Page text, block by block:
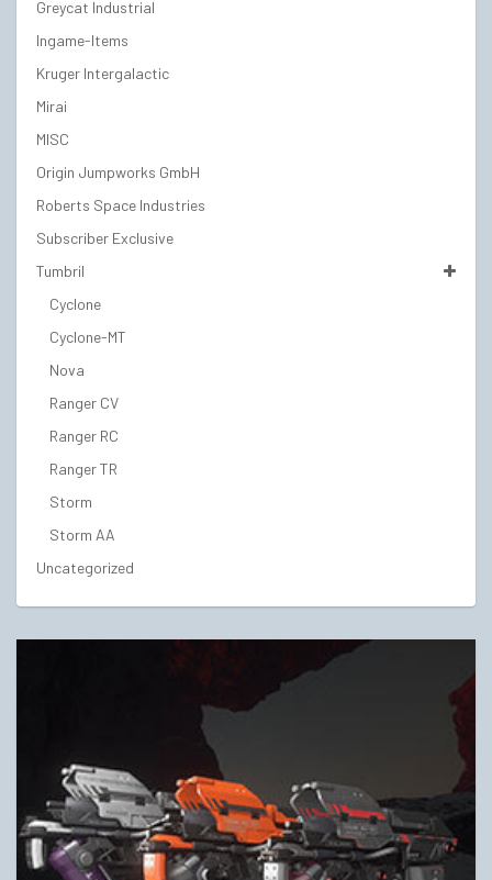
Greycat Industrial
Ingame-Items
Kruger Intergalactic
Mirai
MISC
Origin Jumpworks GmbH
Roberts Space Industries
Subscriber Exclusive
Tumbril
Cyclone
Cyclone-MT
Nova
Ranger CV
Ranger RC
Ranger TR
Storm
Storm AA
Uncategorized